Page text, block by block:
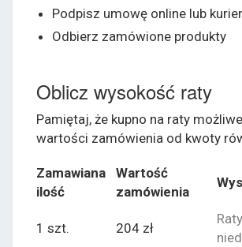
Podpisz umowę online lub
Odbierz zamówione produkty
Oblicz wysokość raty
Pamiętaj, że kupno na raty
wartości zamówienia od kwoty
Zamawiana
ilość
Wartość
zamówienia
1 szt. 204 zł
Raty